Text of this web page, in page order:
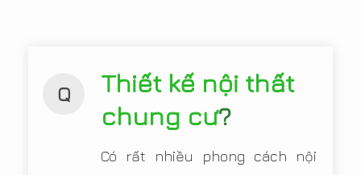
Q
Thiết kế nội thất
chung cư?
Có rất nhiều phong cách nội